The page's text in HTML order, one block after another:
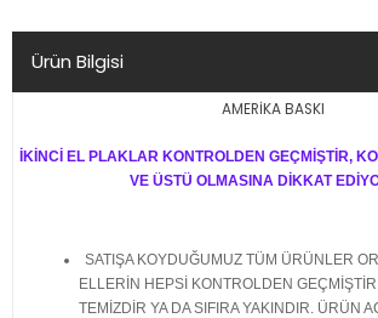
Ürün Bilgisi
AMERİKA BASKI
İKİNCİ EL PLAKLAR KONTROLDEN GEÇMİŞTİR,
VE ÜSTÜ OLMASINA DİKKAT
SATIŞA KOYDUĞUMUZ TÜM ÜRÜNLER
ELLERİN HEPSİ KONTROLDEN
TEMİZDİR YA DA SIFIRA YAKINDIR. ÜRÜN